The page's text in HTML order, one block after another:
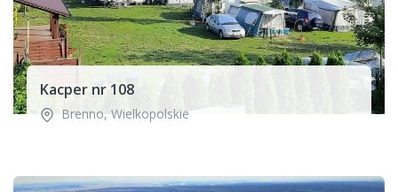
Kacper nr 108
Brenno,Wielkopolskie